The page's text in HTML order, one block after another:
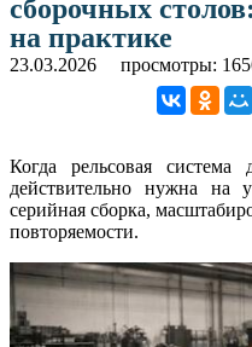
сборочных
на практике
23.03.2026 просмотры:
Когда рельсовая система
действительно нужна на
серийная сборка,
повторяемости.